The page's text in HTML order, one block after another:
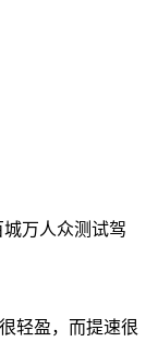
万人众测试驾
轻盈，而提速很